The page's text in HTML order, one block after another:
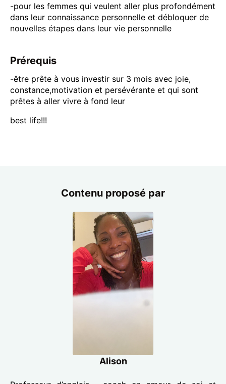
-pour les femmes qui veulent aller plus profondément
dans leur connaissance personnelle et débloquer de
nouvelles étapes dans leur vie personnelle
Prérequis
-être prête à vous investir sur 3 mois avec joie,
constance,motivation et persévérante et qui sont
prêtes à aller vivre à fond leur
best life!!!
Contenu proposé par
Alison